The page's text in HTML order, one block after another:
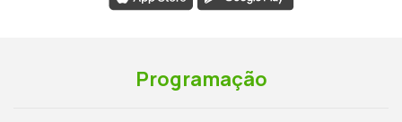
Programação